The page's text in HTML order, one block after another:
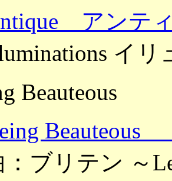
アンテ
イリ
Beauteous
Beauteous
：ブリテン ～